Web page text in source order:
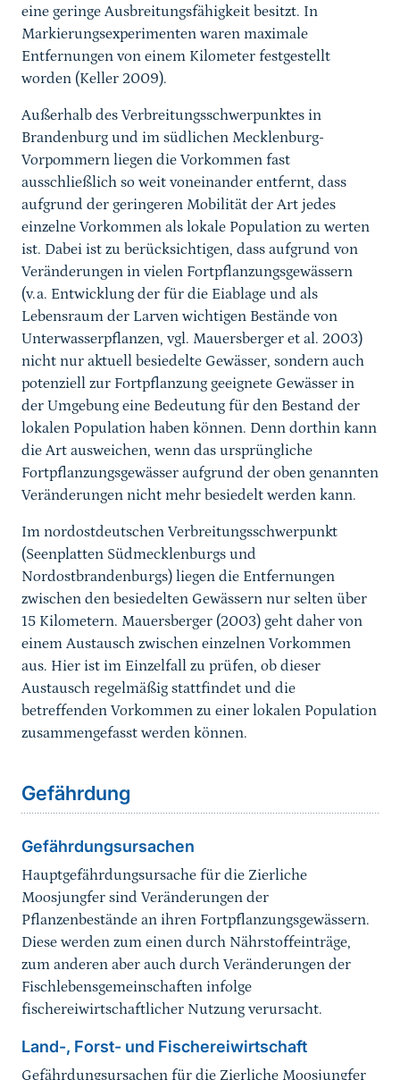
eine geringe Ausbreitungsfähigkeit besitzt. In
Markierungsexperimenten waren maximale
Entfernungen von einem Kilometer festgestellt
worden (Keller 2009).
Außerhalb des Verbreitungsschwerpunktes in
Brandenburg und im südlichen Mecklenburg-
Vorpommern liegen die Vorkommen fast
ausschließlich so weit voneinander entfernt, dass
aufgrund der geringeren Mobilität der Art jedes
einzelne Vorkommen als lokale Population zu werten
ist. Dabei ist zu berücksichtigen, dass aufgrund von
Veränderungen in vielen Fortpflanzungsgewässern
(v.a. Entwicklung der für die Eiablage und als
Lebensraum der Larven wichtigen Bestände von
Unterwasserpflanzen, vgl. Mauersberger et al. 2003)
nicht nur aktuell besiedelte Gewässer, sondern auch
potenziell zur Fortpflanzung geeignete Gewässer in
der Umgebung eine Bedeutung für den Bestand der
lokalen Population haben können. Denn dorthin kann
die Art ausweichen, wenn das ursprüngliche
Fortpflanzungsgewässer aufgrund der oben genannten
Veränderungen nicht mehr besiedelt werden kann.
Im nordostdeutschen Verbreitungsschwerpunkt
(Seenplatten Südmecklenburgs und
Nordostbrandenburgs) liegen die Entfernungen
zwischen den besiedelten Gewässern nur selten über
15 Kilometern. Mauersberger (2003) geht daher von
einem Austausch zwischen einzelnen Vorkommen
aus. Hier ist im Einzelfall zu prüfen, ob dieser
Austausch regelmäßig stattfindet und die
betreffenden Vorkommen zu einer lokalen Population
zusammengefasst werden können.
Sprungmarke
Gefährdung
Gefährdungsursachen
Hauptgefährdungsursache für die Zierliche
Moosjungfer sind Veränderungen der
Pflanzenbestände an ihren Fortpflanzungsgewässern.
Diese werden zum einen durch Nährstoffeinträge,
zum anderen aber auch durch Veränderungen der
Fischlebensgemeinschaften infolge
fischereiwirtschaftlicher Nutzung verursacht.
Land-, Forst- und Fischereiwirtschaft
Gefährdungsursachen für die Zierliche Moosjungfer